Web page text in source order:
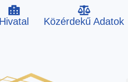
Hivatal Közérdekű Adatok